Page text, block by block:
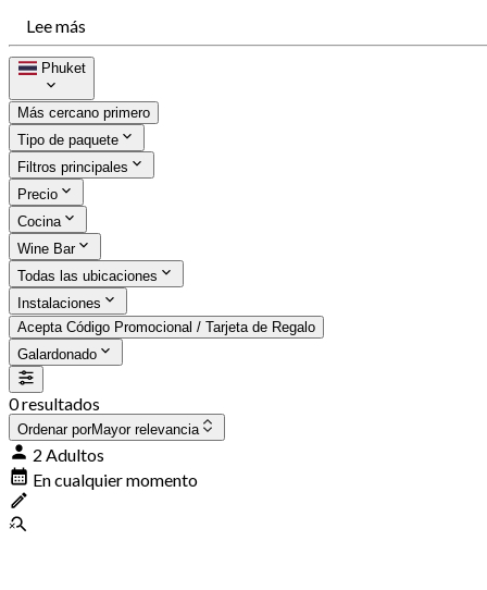
Lee más
Phuket
Más cercano primero
Tipo de paquete
Filtros principales
Precio
Cocina
Wine Bar
Todas las ubicaciones
Instalaciones
Acepta Código Promocional / Tarjeta de Regalo
Galardonado
0 resultados
Ordenar porMayor relevancia
2 Adultos
En cualquier momento